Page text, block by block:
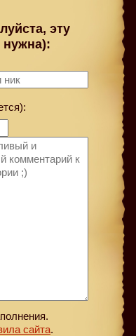
эту
нужна):
сайта.